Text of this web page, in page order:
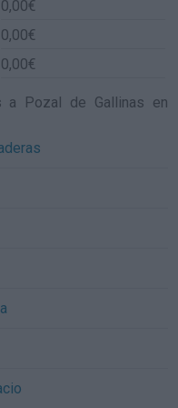
0,00€
0,00€
0,00€
a Pozal de Gallinas en